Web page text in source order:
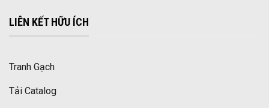
LIÊN KẾT HỮU ÍCH
Tranh Gạch
Tải Catalog